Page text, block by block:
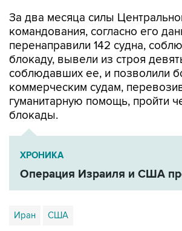
За два месяца силы
командования, согласно его
перенаправили 142 судна,
блокаду, вывели из строя
соблюдавших ее, и позволили
коммерческим судам,
гуманитарную помощь, пройти
блокады.
ХРОНИКА
Операция Израиля и США
Иран США